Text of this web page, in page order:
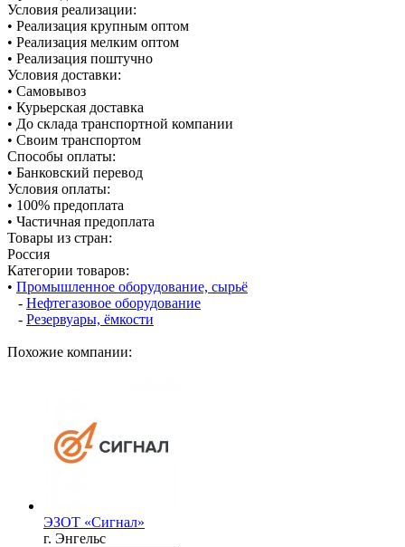
Условия реализации:
• Реализация крупным оптом
• Реализация мелким оптом
• Реализация поштучно
Условия доставки:
• Самовывоз
• Курьерская доставка
• До склада транспортной компании
• Своим транспортом
Способы оплаты:
• Банковский перевод
Условия оплаты:
• 100% предоплата
• Частичная предоплата
Товары из стран:
Россия
Категории товаров:
• Промышленное оборудование, сырьё
- Нефтегазовое оборудование
- Резервуары, ёмкости
Похожие компании:
ЭЗОТ «Сигнал»
г. Энгельс